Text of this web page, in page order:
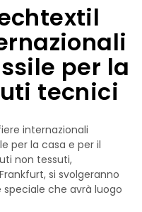
per la
tecnici
internazionali
per la casa e per il
non tessuti,
si svolgeranno
speciale che avrà luogo